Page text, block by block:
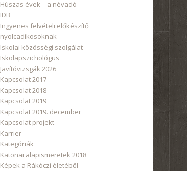
Húszas évek – a névadó
IDB
Ingyenes felvételi előkészítő
nyolcadikosoknak
Iskolai közösségi szolgálat
Iskolapszichológus
Javítóvizsgák 2026
Kapcsolat 2017
Kapcsolat 2018
Kapcsolat 2019
Kapcsolat 2019. december
Kapcsolat projekt
Karrier
Kategóriák
Katonai alapismeretek 2018
Képek a Rákóczi életéből